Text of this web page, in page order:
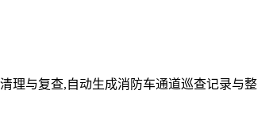
理与复查,自动生成消防车通道巡查记录与整